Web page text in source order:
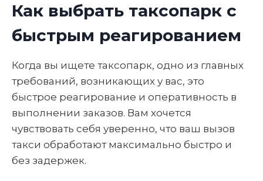
Как выбрать таксопарк с
быстрым реагированием
Когда вы ищете таксопарк, одно из главных
требований, возникающих у вас, это
быстрое реагирование и оперативность в
выполнении заказов. Вам хочется
чувствовать себя уверенно, что ваш вызов
такси обработают максимально быстро и
без задержек.